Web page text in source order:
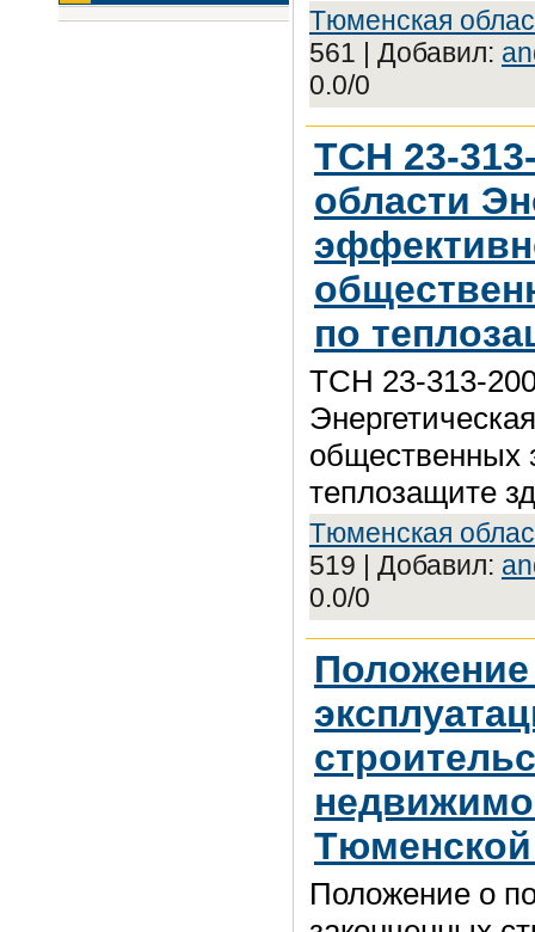
Tюмeнcкaя
561 | Добавил:
0.0/0
ТСН 23-
области
по
ТСН 23-313-
общественных
теплозащите
Tюмeнcкaя
519 | Добавил:
0.0/0
Тюменской
Положение о